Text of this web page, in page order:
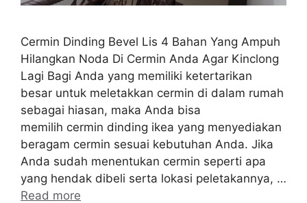
Cermin Dinding Bevel Lis 4 Bahan Yang Ampuh
Hilangkan Noda Di Cermin Anda Agar Kinclong
Lagi Bagi Anda yang memiliki ketertarikan
besar untuk meletakkan cermin di dalam rumah
sebagai hiasan, maka Anda bisa
memilih cermin dinding ikea yang menyediakan
beragam cermin sesuai kebutuhan Anda. Jika
Anda sudah menentukan cermin seperti apa
yang hendak dibeli serta lokasi peletakannya, …
Read more